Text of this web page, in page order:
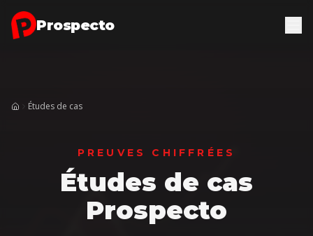
Aller au contenu principal
Prospecto
AccueilÉtudes de cas
PREUVES CHIFFRÉES
Études de cas
Prospecto